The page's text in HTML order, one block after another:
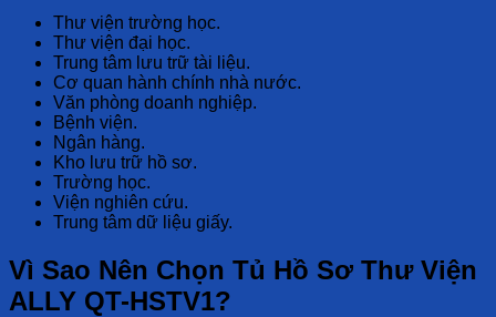
Thư viện trường học.
Thư viện đại học.
Trung tâm lưu trữ tài liệu.
Cơ quan hành chính nhà nước.
Văn phòng doanh nghiệp.
Bệnh viện.
Ngân hàng.
Kho lưu trữ hồ sơ.
Trường học.
Viện nghiên cứu.
Trung tâm dữ liệu giấy.
Vì Sao Nên Chọn Tủ Hồ Sơ Thư Viện
ALLY QT-HSTV1?